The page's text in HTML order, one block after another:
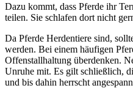
Dazu kommt, dass Pferde ihr
teilen. Sie schlafen dort nicht
Da Pferde Herdentiere sind,
werden. Bei einem häufigen
Offenstallhaltung überdenken.
Unruhe mit. Es gilt schließlich,
und bis dahin herrscht